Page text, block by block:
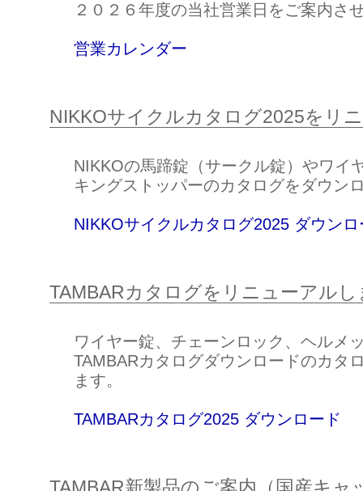
２０２６年度の当社営業日をご案内さ
営業カレンダー
NIKKOサイクルカタログ2025をリ
NIKKOの馬蹄錠（サークル錠）やワイ
キングストッパーのカタログをダウン
NIKKOサイクルカタログ2025 ダウンロ
TAMBARカタログをリニューアル
ワイヤー錠、チェーンロック、ヘルメ
TAMBARカタログダウンロードのカタ
ます。
TAMBARカタログ2025 ダウンロード